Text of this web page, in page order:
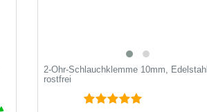
2-Ohr-Schlauchklemme 10mm, Edelstahl
rostfrei